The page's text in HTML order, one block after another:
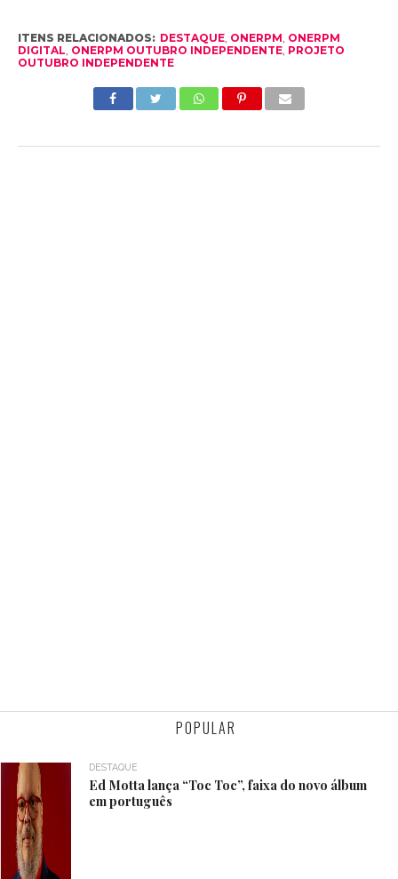
ITENS RELACIONADOS: DESTAQUE, ONERPM ONERPM
DIGITAL ONERPM OUTUBRO INDEPENDENTE, PROJETO
OUTUBRO INDEPENDENTE
POPULAR
DESTAQUE
Ed Motta lança “Toc Toc”, faixa do novo álbum
em português